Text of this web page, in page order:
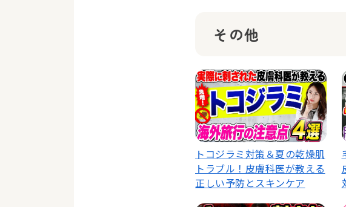
その他
トコジラミ対策＆夏の乾燥肌
トラブル！皮膚科医が教える
正しい予防とスキンケア